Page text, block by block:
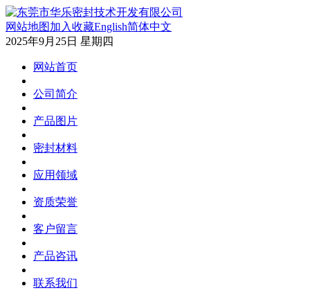
网站地图加入收藏English简体中文
2025年9月25日 星期四
网站首页
公司简介
产品图片
密封材料
应用领域
资质荣誉
客户留言
产品咨讯
联系我们